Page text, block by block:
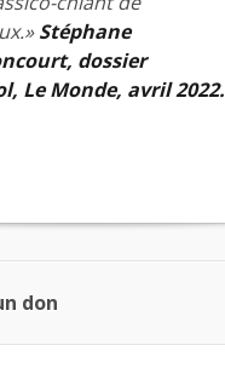
Stéphane
dossier
Le Monde, avril 2022.
don